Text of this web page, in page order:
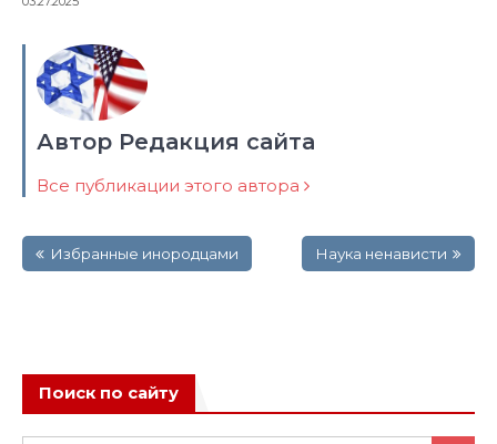
Автор Редакция сайта
Все публикации этого автора
по Избранные инородцами Наука ненависти
Поиск по сайту